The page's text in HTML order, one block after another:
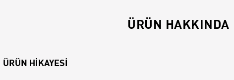
ÜRÜN HAKKINDA
ÜRÜN HİKAYESİ